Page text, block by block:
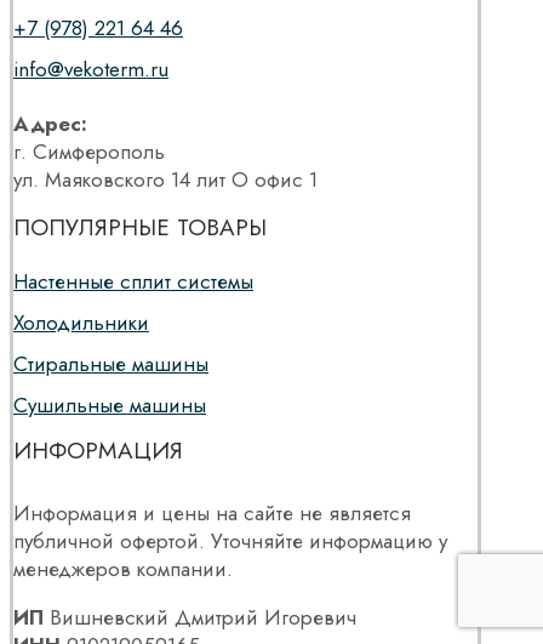
+7 (978) 221 64 46
info@vekoterm.ru
Адрес:
г. Симферополь
ул. Маяковского 14 лит О офис 1
ПОПУЛЯРНЫЕ ТОВАРЫ
Настенные сплит системы
Холодильники
Стиральные машины
Сушильные машины
ИНФОРМАЦИЯ
Информация и цены на сайте не является
публичной офертой. Уточняйте информацию у
менеджеров компании.
ИП Вишневский Дмитрий Игоревич